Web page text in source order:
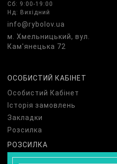
Сб: 9:00-19:00
Нд: Вихідний
info@rybolov.ua
м. Хмельницький, вул.
Кам'янецька 72
ОСОБИСТИЙ КАБІНЕТ
Особистий Кабінет
Історія замовлень
Закладки
Розсилка
РОЗСИЛКА